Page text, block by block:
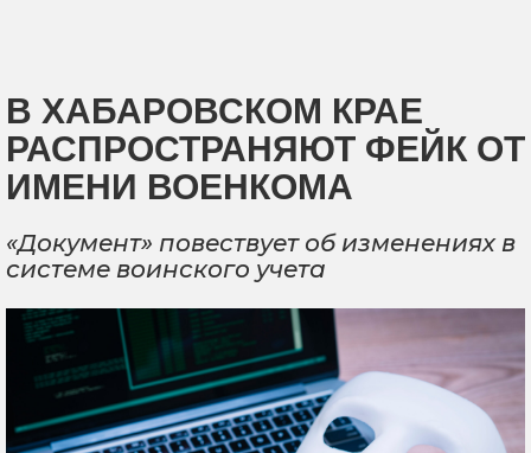
В ХАБАРОВСКОМ КРАЕ
РАСПРОСТРАНЯЮТ ФЕЙК ОТ
ИМЕНИ ВОЕНКОМА
«Документ» повествует об изменениях в
системе воинского учета